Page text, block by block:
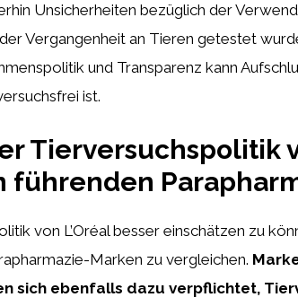
Unsicherheiten bezüglich der
Vergangenheit an Tieren getestet
und Transparenz kann
ist.
Tierversuchspolitik
führenden
von L’Oréal besser einschätzen zu
Marken zu vergleichen.
sich ebenfalls dazu verpflichtet,